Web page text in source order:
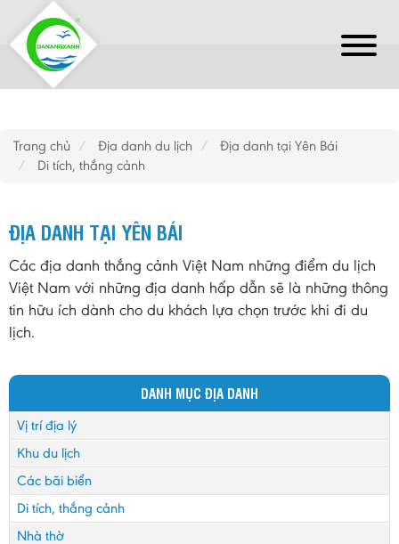
Trang chủ Địa danh du lịch
Địa danh tại Yên Bái
Di tích, thắng cảnh
ĐỊA DANH TẠI YÊN BÁI
Các địa danh thắng cảnh Việt Nam những điểm du lịch
Việt Nam với những địa danh hấp dẫn sẽ là những thông
tin hữu ích dành cho du khách lựa chọn trước khi đi du
lịch.
DANH MỤC ĐỊA DANH
Vị trí địa lý
Khu du lịch
Các bãi biển
Di tích, thắng cảnh
Nhà thờ